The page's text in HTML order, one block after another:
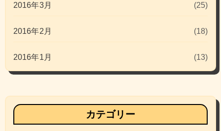
2016年3月 (25)
2016年2月 (18)
2016年1月 (13)
カテゴリー